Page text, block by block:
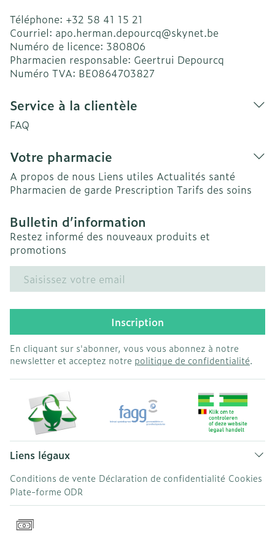
Téléphone: +32 58 41 15 21
Courriel: apo.herman.depourcq@skynet.be
Numéro de licence: 380806
Pharmacien responsable: Geertrui Depourcq
Numéro TVA: BE0864703827
Service à la clientèle
FAQ
Votre pharmacie
A propos de nous Liens utiles Actualités santé
Pharmacien de garde Prescription Tarifs des soins
Bulletin d’information
Restez informé des nouveaux produits et
promotions
Adresse mail
Inscription
En cliquant sur s'abonner, vous vous abonnez à notre
newsletter et acceptez notre politique de confidentialité.
Liens légaux
Conditions de vente Déclaration de confidentialité Cookies
Plate-forme ODR